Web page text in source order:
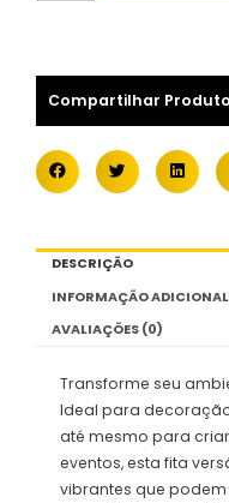
Compartilhar Produto
DESCRIÇÃO
INFORMAÇÃO ADICIONAL
AVALIAÇÕES (0)
Transforme seu
Ideal para
até mesmo para
eventos, esta fita
vibrantes que